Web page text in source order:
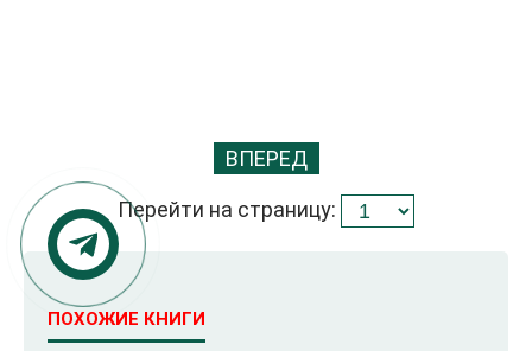
ВПЕРЕД
Перейти на страницу:
ПОХОЖИЕ КНИГИ